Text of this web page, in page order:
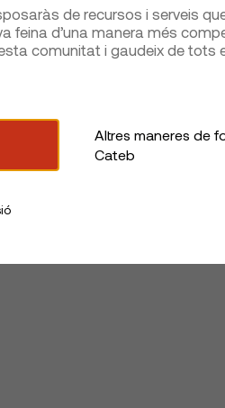
de recursos i serveis
feina d’una manera més
comunitat i gaudeix de tots
Altres maneres de
Cateb